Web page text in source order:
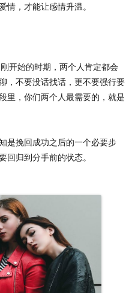
情，才能让感情升温。
始的时期，两个人肯定都会
，不要没话找话，更不要强行要
里，你们两个人最需要的，就是
挽回成功之后的一个必要步
回归到分手前的状态。